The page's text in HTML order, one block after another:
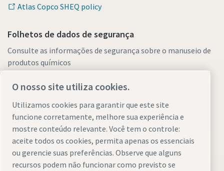
Atlas Copco SHEQ policy
Folhetos de dados de segurança
Consulte as informações de segurança sobre o manuseio de
produtos químicos
Altere o local do site:
O nosso site utiliza cookies.
Utilizamos cookies para garantir que este site
funcione corretamente, melhore sua experiência e
mostre conteúdo relevante. Você tem o controle:
aceite todos os cookies, permita apenas os essenciais
ou gerencie suas preferências. Observe que alguns
recursos podem não funcionar como previsto se